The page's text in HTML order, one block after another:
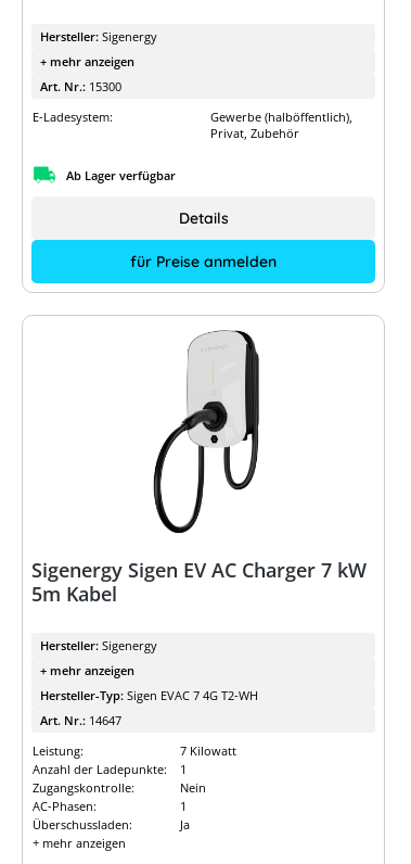
Hersteller: Sigenergy
+ mehr anzeigen
Art. Nr.: 15300
E-Ladesystem:
Gewerbe (halböffentlich),
Privat, Zubehör
Ab Lager verfügbar
für Preise anmelden
Details
Sigenergy Sigen EV AC Charger 7 kW
5m Kabel
Hersteller: Sigenergy
+ mehr anzeigen
Hersteller-Typ: Sigen EVAC 7 4G T2-WH
Art. Nr.: 14647
Leistung:
7 Kilowatt
Anzahl der Ladepunkte:
1
Zugangskontrolle:
Nein
AC-Phasen:
1
Überschussladen:
Ja
+ mehr anzeigen